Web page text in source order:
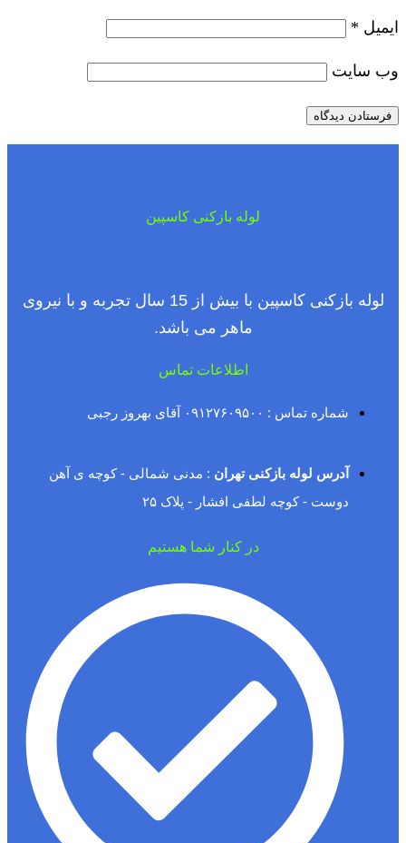
ایمیل *
وب‌ سایت
لوله بازکنی کاسپین
لوله بازکنی کاسپین با بیش از 15 سال تجربه و با نیروی
ماهر می باشد.
اطلاعات تماس
شماره تماس : ۰۹۱۲۷۶۰۹۵۰۰ آقای بهروز رجبی
آدرس لوله بازکنی تهران : مدنی شمالی - کوچه ی آهن
دوست - کوچه لطفی افشار - پلاک ۲۵
در کنار شما هستیم